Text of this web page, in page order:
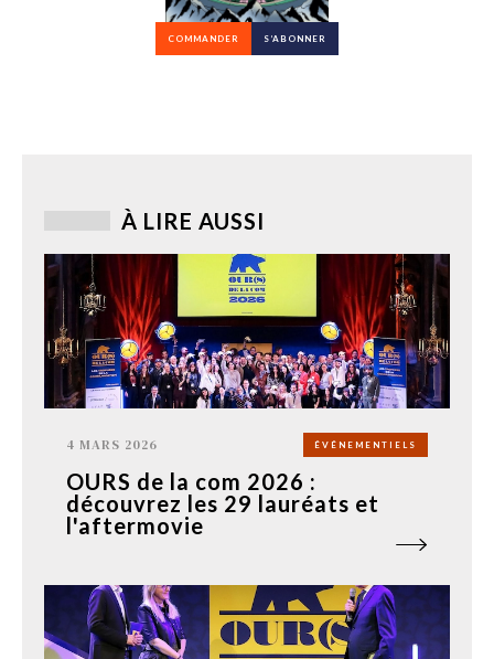
COMMANDER S’ABONNER
À LIRE AUSSI
4 MARS 2026 ÉVÉNEMENTIELS
OURS de la com 2026 :
découvrez les 29 lauréats et
l'aftermovie